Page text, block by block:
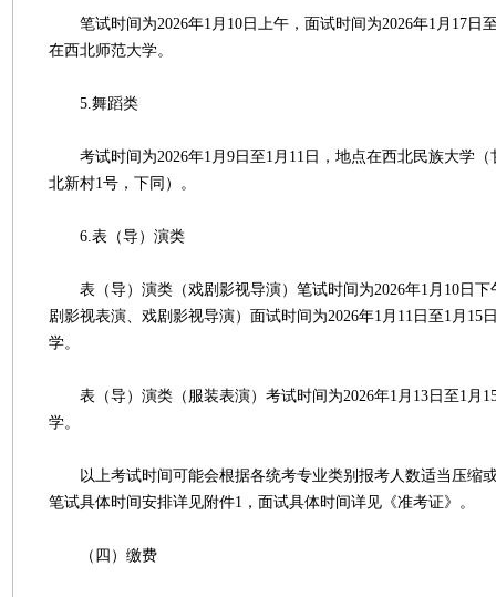
笔试时间为2026年1月10日上午，面试时间为2026年1月17日
在西北师范大学。
5.舞蹈类
考试时间为2026年1月9日至1月11日，地点在西北民族大学（
北新村1号，下同）。
6.表（导）演类
表（导）演类（戏剧影视导演）笔试时间为2026年1月10日下
剧影视表演、戏剧影视导演）面试时间为2026年1月11日至1月15
学。
表（导）演类（服装表演）考试时间为2026年1月13日至1月
学。
以上考试时间可能会根据各统考专业类别报考人数适当压缩
笔试具体时间安排详见附件1，面试具体时间详见《准考证》。
（四）缴费